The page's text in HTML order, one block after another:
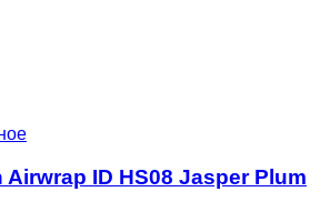
ID HS08 Jasper Plum